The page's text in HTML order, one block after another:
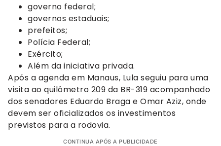
governo federal;
governos estaduais;
prefeitos;
Polícia Federal;
Exército;
Além da iniciativa privada.
Após a agenda em Manaus, Lula seguiu para uma
visita ao quilômetro 209 da BR-319 acompanhado
dos senadores Eduardo Braga e Omar Aziz, onde
devem ser oficializados os investimentos
previstos para a rodovia.
CONTINUA APÓS A PUBLICIDADE